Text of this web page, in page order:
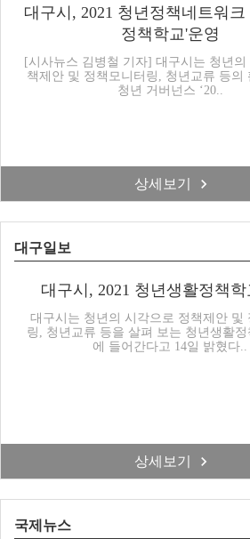
대구시, 2021 청년정책네트워
정책학교'운영
[시사뉴스 김병철 기자] 대구시는 청년의
책제안 및 정책모니터링, 청년교류 등의
청년 거버넌스 ‘20..
상세보기
대구일보
대구시, 2021 청년생활정책학
대구시는 청년의 시각으로 정책제안 및
링, 청년교류 등을 살펴 보는 청년생활정
에 들어간다고 14일 밝혔다..
상세보기
국제뉴스